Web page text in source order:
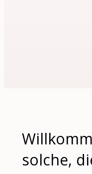
solche,